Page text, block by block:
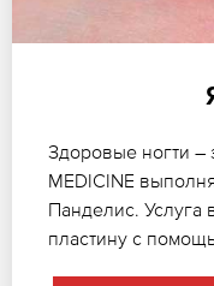
Здоровые ногти –
MEDICINE
Панделис. Услуга
пластину с